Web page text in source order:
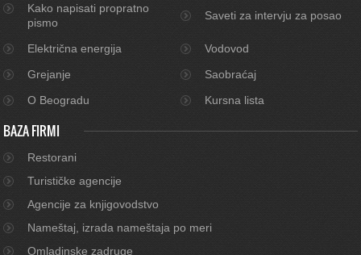
Kako napisati propratno
pismo
Saveti za intervju za posao
Električna energija
Vodovod
Grejanje
Saobraćaj
O Beogradu
Kursna lista
BAZA FIRMI
Restorani
Turističke agencije
Agencije za knjigovodstvo
Nameštaj, izrada nameštaja po meri
Omladinske zadruge